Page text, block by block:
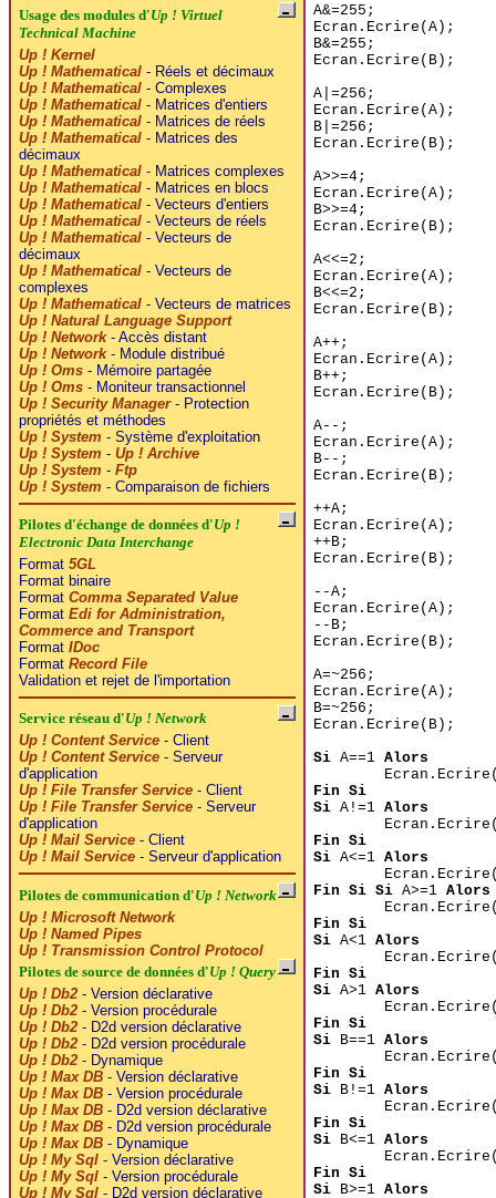
Usage des modules d'Up ! Virtuel
Technical Machine
Up ! Kernel
Up ! Mathematical- Réels et décimaux
Up ! Mathematical- Complexes
Up ! Mathematical- Matrices d'entiers
Up ! Mathematical- Matrices de réels
Up ! Mathematical- Matrices des
décimaux
Up ! Mathematical- Matrices complexes
Up ! Mathematical- Matrices en blocs
Up ! Mathematical- Vecteurs d'entiers
Up ! Mathematical- Vecteurs de réels
Up ! Mathematical- Vecteurs de
décimaux
Up ! Mathematical- Vecteurs de
complexes
Up ! Mathematical- Vecteurs de matrices
Up ! Natural Language Support
Up ! Network- Accès distant
Up ! Network- Module distribué
Up ! Oms- Mémoire partagée
Up ! Oms- Moniteur transactionnel
Up ! Security Manager- Protection
propriétés et méthodes
Up ! System - Système d'exploitation
Up ! System - Up ! Archive
Up ! System - Ftp
Up ! System - Comparaison de fichiers
Pilotes d'échange de données d'Up !
Electronic Data Interchange
Format 5GL
Format binaire
Format Comma Separated Value
Format Edi for Administration,
Commerce and Transport
Format IDoc
Format Record File
Validation et rejet de l'importation
Service réseau d'Up ! Network
Up ! Content Service- Client
Up ! Content Service- Serveur
d'application
Up ! File Transfer Service- Client
Up ! File Transfer Service- Serveur
d'application
Up ! Mail Service- Client
Up ! Mail Service- Serveur d'application
Pilotes de communication d'Up ! Network
Up ! Microsoft Network
Up ! Named Pipes
Up ! Transmission Control Protocol
Pilotes de source de données d'Up ! Query
Up ! Db2- Version déclarative
Up ! Db2- Version procédurale
Up ! Db2- D2d version déclarative
Up ! Db2- D2d version procédurale
Up ! Db2- Dynamique
Up ! Max DB- Version déclarative
Up ! Max DB- Version procédurale
Up ! Max DB- D2d version déclarative
Up ! Max DB- D2d version procédurale
Up ! Max DB- Dynamique
Up ! My Sql- Version déclarative
Up ! My Sql- Version procédurale
Up ! My Sql- D2d version déclarative
A&=255;
Ecran.Ecrire(A);
B&=255;
Ecran.Ecrire(B);
A|=256;
Ecran.Ecrire(A);
B|=256;
Ecran.Ecrire(B);
A>>=4;
Ecran.Ecrire(A);
B>>=4;
Ecran.Ecrire(B);
A<<=2;
Ecran.Ecrire(A);
B<<=2;
Ecran.Ecrire(B);
A++;
Ecran.Ecrire(A);
B++;
Ecran.Ecrire(B);
A--;
Ecran.Ecrire(A);
B--;
Ecran.Ecrire(B);
++A;
Ecran.Ecrire(A);
++B;
Ecran.Ecrire(B);
--A;
Ecran.Ecrire(A);
--B;
Ecran.Ecrire(B);
A=~256;
Ecran.Ecrire(A);
B=~256;
Ecran.Ecrire(B);
SiA==1 Alors
Fin Si
SiA!=1 Alors
Fin Si
SiA<=1 Alors
Fin Si SiA>=1 Alors
Fin Si
SiA<1 Alors
Fin Si
SiA>1 Alors
Fin Si
SiB==1 Alors
Fin Si
SiB!=1 Alors
Fin Si
SiB<=1 Alors
Fin Si
SiB>=1 Alors